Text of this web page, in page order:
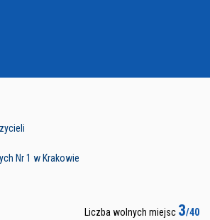
Nr 1 w Krakowie
Liczba wolnych miejsc 3/40
w Tarnowie